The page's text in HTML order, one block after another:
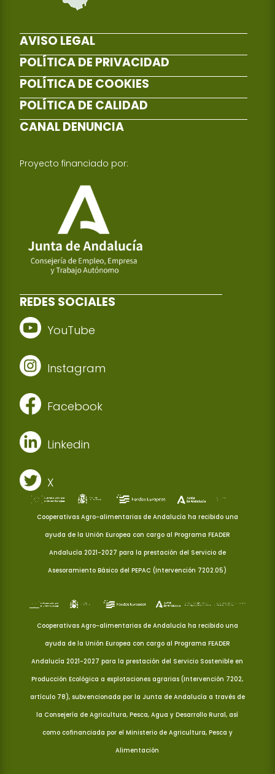
AVISO LEGAL
POLÍTICA DE PRIVACIDAD
POLÍTICA DE COOKIES
POLÍTICA DE CALIDAD
CANAL DENUNCIA
Proyecto financiado por:
REDES SOCIALES
YouTube
Instagram
Facebook
Linkedin
X
Cooperativas Agro-alimentarias de Andalucía ha recibido una
ayuda de la Unión Europea con cargo al Programa FEADER
Andalucía 2021-2027 para la prestación del Servicio de
Asesoramiento Básico del PEPAC (Intervención 7202.05)
Cooperativas Agro-alimentarias de Andalucía ha recibido una
ayuda de la Unión Europea con cargo al Programa FEADER
Andalucía 2021-2027 para la prestación del Servicio Sostenible en
Producción Ecológica a explotaciones agrarias (Intervención 7202,
artículo 78), subvencionada por la Junta de Andalucía a través de
la Consejería de Agricultura, Pesca, Agua y Desarrollo Rural, así
como cofinanciada por el Ministerio de Agricultura, Pesca y
Alimentación